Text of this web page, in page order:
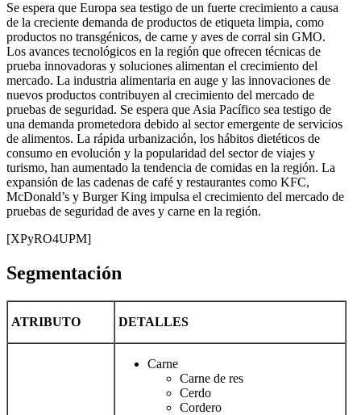
Se espera que Europa sea testigo de un fuerte crecimiento a causa
de la creciente demanda de productos de etiqueta limpia, como
productos no transgénicos, de carne y aves de corral sin GMO.
Los avances tecnológicos en la región que ofrecen técnicas de
prueba innovadoras y soluciones alimentan el crecimiento del
mercado. La industria alimentaria en auge y las innovaciones de
nuevos productos contribuyen al crecimiento del mercado de
pruebas de seguridad. Se espera que Asia Pacífico sea testigo de
una demanda prometedora debido al sector emergente de servicios
de alimentos. La rápida urbanización, los hábitos dietéticos de
consumo en evolución y la popularidad del sector de viajes y
turismo, han aumentado la tendencia de comidas en la región. La
expansión de las cadenas de café y restaurantes como KFC,
McDonald’s y Burger King impulsa el crecimiento del mercado de
pruebas de seguridad de aves y carne en la región.
[XPyRO4UPM]
Segmentación
ATRIBUTO DETALLES
Carne
Carne de res
Cerdo
Cordero